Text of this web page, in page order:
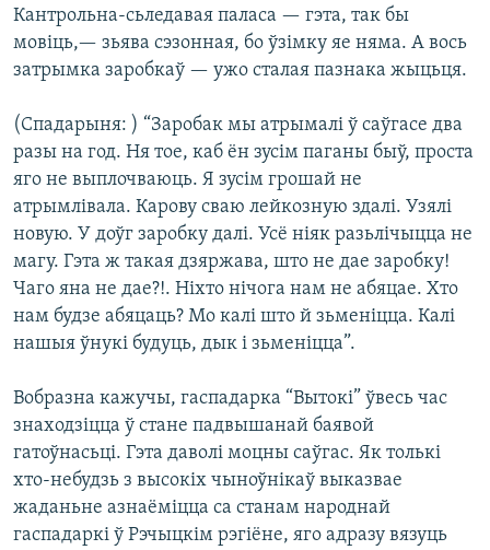
Кантрольна-сьледавая паласа — гэта, так бы
мовіць,— зьява сэзонная, бо ўзімку яе няма. А вось
затрымка заробкаў — ужо сталая пазнака жыцьця.
(Спадарыня: ) “Заробак мы атрымалі ў саўгасе два
разы на год. Ня тое, каб ён зусім паганы быў, проста
яго не выплочваюць. Я зусім грошай не
атрымлівала. Карову сваю лейкозную здалі. Узялі
новую. У доўг заробку далі. Усё ніяк разьлічыцца не
магу. Гэта ж такая дзяржава, што не дае заробку!
Чаго яна не дае?!. Ніхто нічога нам не абяцае. Хто
нам будзе абяцаць? Мо калі што й зьменіцца. Калі
нашыя ўнукі будуць, дык і зьменіцца”.
Вобразна кажучы, гаспадарка “Вытокі” ўвесь час
знаходзіцца ў стане падвышанай баявой
гатоўнасьці. Гэта даволі моцны саўгас. Як толькі
хто-небудзь з высокіх чыноўнікаў выказвае
жаданьне азнаёміцца са станам народнай
гаспадаркі ў Рэчыцкім рэгіёне, яго адразу вязуць